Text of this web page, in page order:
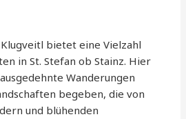
bietet eine Vielzahl
in St. Stefan ob Stainz. Hier
Wanderungen
begeben, die von
und blühenden